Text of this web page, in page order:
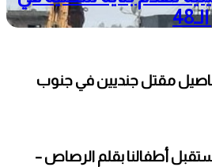
مقتل جنديين في جنوب
أطفالنا بقلم الرصاص –